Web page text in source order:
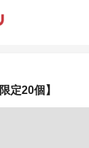
定20個】